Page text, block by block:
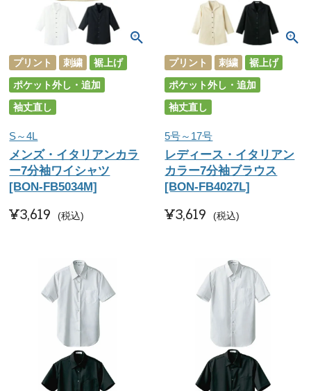
プリント 刺繍
裾上げ
ポケット外し・追加
袖丈直し
S～4L
メンズ・イタリアンカラ
ー7分袖ワイシャツ
[BON-FB5034M]
¥3,619 税込
プリント 刺繍
裾上げ
ポケット外し・追加
袖丈直し
5号～17号
レディース・イタリアン
カラー7分袖ブラウス
[BON-FB4027L]
¥3,619 税込